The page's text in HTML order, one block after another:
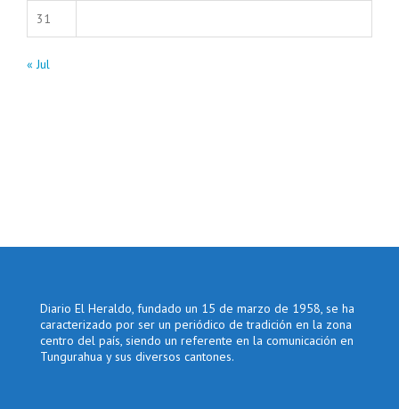
31
« Jul
Diario El Heraldo, fundado un 15 de marzo de 1958, se ha
caracterizado por ser un periódico de tradición en la zona
centro del país, siendo un referente en la comunicación en
Tungurahua y sus diversos cantones.